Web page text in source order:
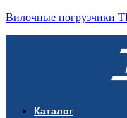
Вилочные погрузчики
Каталог